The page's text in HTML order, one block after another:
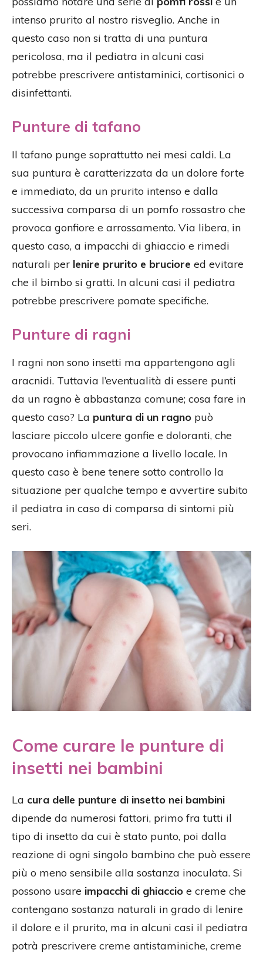
intenso prurito al nostro risveglio. Anche in
questo caso non si tratta di una puntura
pericolosa, ma il pediatra in alcuni casi
potrebbe prescrivere antistaminici, cortisonici o
disinfettanti.
Punture di tafano
Il tafano punge soprattutto nei mesi caldi. La
sua puntura è caratterizzata da un dolore forte
e immediato, da un prurito intenso e dalla
successiva comparsa di un pomfo rossastro che
provoca gonfiore e arrossamento. Via libera, in
questo caso, a impacchi di ghiaccio e rimedi
naturali per lenire prurito e bruciore ed evitare
che il bimbo si gratti. In alcuni casi il pediatra
potrebbe prescrivere pomate specifiche.
Punture di ragni
I ragni non sono insetti ma appartengono agli
aracnidi. Tuttavia l’eventualità di essere punti
da un ragno è abbastanza comune; cosa fare in
questo caso? La puntura di un ragno può
lasciare piccolo ulcere gonfie e doloranti, che
provocano infiammazione a livello locale. In
questo caso è bene tenere sotto controllo la
situazione per qualche tempo e avvertire subito
il pediatra in caso di comparsa di sintomi più
seri.
Come curare le punture di
insetti nei bambini
La cura delle punture di insetto nei bambini
dipende da numerosi fattori, primo fra tutti il
tipo di insetto da cui è stato punto, poi dalla
reazione di ogni singolo bambino che può essere
più o meno sensibile alla sostanza inoculata. Si
possono usare impacchi di ghiaccio e creme che
contengano sostanza naturali in grado di lenire
il dolore e il prurito, ma in alcuni casi il pediatra
potrà prescrivere creme antistaminiche, creme